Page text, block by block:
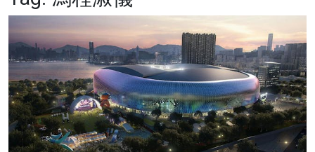
健康
商業
科技
影片
名家榜